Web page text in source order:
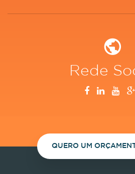
Rede
QUERO UM